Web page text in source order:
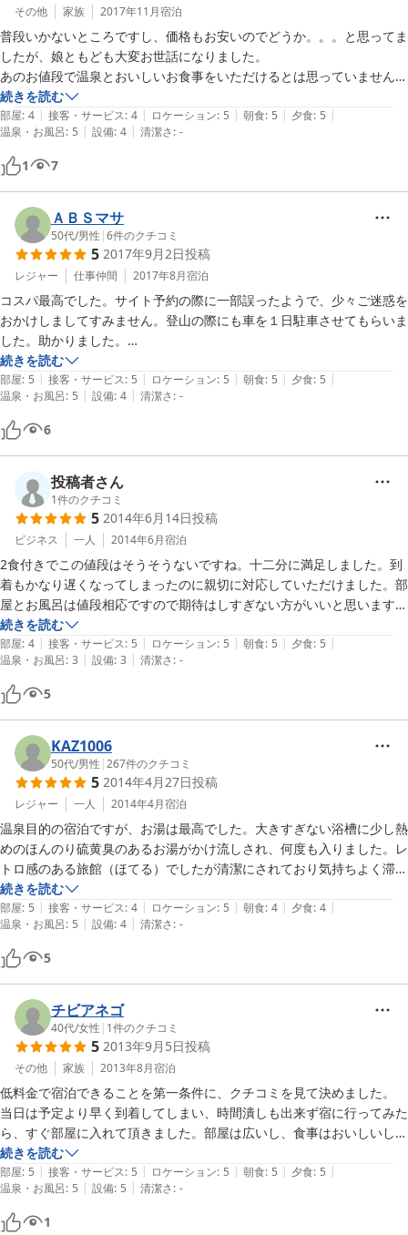
その他 家族 2017年11月宿泊
普段いかないところですし、価格もお安いのでどうか。。。と思ってま
したが、娘ともども大変お世話になりました。
あのお値段で温泉とおいしいお食事をいただけるとは思っていませんで
した。
建物はどうしても年季が入っており、昔のスキー合宿みたいな感じです
が、それが気にならない方ならお勧めです。
本当にお世話になりました。
続きを読む
部屋: 4 | 接客・サービス: 4 | ロケーション: 5 | 朝食: 5 | 夕食: 5 |
温泉・お風呂: 5 | 設備: 4 | 清潔さ: -
1 7
ＡＢＳマサ
50代/男性 |6件のクチコミ
5 2017年9月2日投稿
レジャー 仕事仲間 2017年8月宿泊
コスパ最高でした。サイト予約の際に一部誤ったようで、少々ご迷惑を
おかけしましてすみません。登山の際にも車を１日駐車させてもらいま
した。助かりました。
やはり難点は、冷蔵庫が共用であったり、冷凍庫がなかったり・・・で
しょうか？
食事をいただいた後の部屋の呑みに不便でした。
料金が安価でしたので、やむを得ないと思いますが・・・・。
続きを読む
部屋: 5 | 接客・サービス: 5 | ロケーション: 5 | 朝食: 5 | 夕食: 5 |
温泉・お風呂: 5 | 設備: 4 | 清潔さ: -
6
投稿者さん
1件のクチコミ
5 2014年6月14日投稿
ビジネス 一人 2014年6月宿泊
2食付きでこの値段はそうそうないですね。十二分に満足しました。到
着もかなり遅くなってしまったのに親切に対応していただけました。部
屋とお風呂は値段相応ですので期待はしすぎない方がいいと思います。
ただ泉質はさすが赤倉温泉、100％かけ流しでとても良いです。
続きを読む
部屋: 4 | 接客・サービス: 5 | ロケーション: 5 | 朝食: 5 | 夕食: 5 |
温泉・お風呂: 3 | 設備: 3 | 清潔さ: -
5
KAZ1006
50代/男性 |267件のクチコミ
5 2014年4月27日投稿
レジャー 一人 2014年4月宿泊
温泉目的の宿泊ですが、お湯は最高でした。大きすぎない浴槽に少し熱
めのほんのり硫黄臭のあるお湯がかけ流しされ、何度も入りました。レ
トロ感のある旅館（ほてる）でしたが清潔にされており気持ちよく滞在
出来ました。食事もまずまず、宿の人も誠実さを感じさせる応対で、満
足しました。ありがとうございました。
続きを読む
部屋: 5 | 接客・サービス: 4 | ロケーション: 5 | 朝食: 4 | 夕食: 4 |
温泉・お風呂: 5 | 設備: 4 | 清潔さ: -
5
チビアネゴ
40代/女性 | 1件のクチコミ
5 2013年9月5日投稿
その他 家族 2013年8月宿泊
低料金で宿泊できることを第一条件に、クチコミを見て決めました。
当日は予定より早く到着してしまい、時間潰しも出来ず宿に行ってみた
ら、すぐ部屋に入れて頂きました。部屋は広いし、食事はおいしいし、
お風呂のお湯は熱すぎずいい湯でしたよ！
洗面所、トイレ別が気にならない方にはおすすめです。懐かしいお宿と
続きを読む
部屋: 5 | 接客・サービス: 5 | ロケーション: 5 | 朝食: 5 | 夕食: 5 |
温泉・お風呂: 5 | 設備: 5 | 清潔さ: -
1